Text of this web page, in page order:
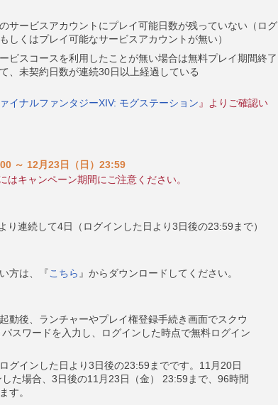
サービスアカウントにプレイ可能日数が残っていない（ログ
しくはプレイ可能なサービスアカウントが無い）
ビスコースを利用したことが無い場合は無料プレイ期間終了
、未契約日数が連続30日以上経過している
イナルファンタジーXIV: モグステーション』よりご確認い
～ 12月23日（日）23:59
キャンペーン期間にご注意ください。
り連続して4日（ログインした日より3日後の23:59まで）
方は、『こちら 』からダウンロードしてください。
動後、ランチャーやプレイ権登録手続き画面でスクウ
スワードを入力し、ログインした時点で無料ログイン
グインした日より3日後の23:59までです。11月20日
した場合、3日後の11月23日（金） 23:59まで、96時間
す。